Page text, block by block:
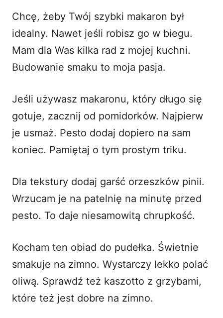
Chcę, żeby Twój szybki makaron był
idealny. Nawet jeśli robisz go w biegu.
Mam dla Was kilka rad z mojej kuchni.
Budowanie smaku to moja pasja.
Jeśli używasz makaronu, który długo się
gotuje, zacznij od pomidorków. Najpierw
je usmaż. Pesto dodaj dopiero na sam
koniec. Pamiętaj o tym prostym triku.
Dla tekstury dodaj garść orzeszków pinii.
Wrzucam je na patelnię na minutę przed
pesto. To daje niesamowitą chrupkość.
Kocham ten obiad do pudełka. Świetnie
smakuje na zimno. Wystarczy lekko polać
oliwą. Sprawdź też kaszotto z grzybami,
które też jest dobre na zimno.